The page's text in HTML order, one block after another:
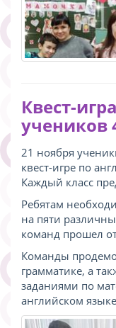
Квест-
учеников
21 ноября
квест-игре по
Каждый класс
Ребятам
на пяти
команд прошел
Команды
грамматике, а
заданиями по
английском